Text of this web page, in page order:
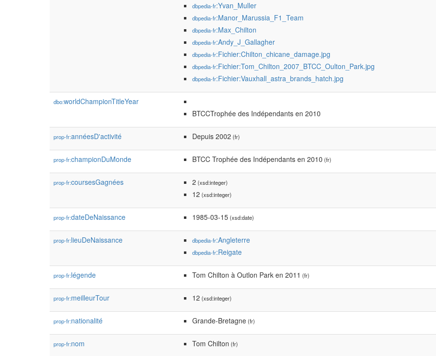
dbpedia-fr:Yvan_Muller
dbpedia-fr:Manor_Marussia_F1_Team
dbpedia-fr:Max_Chilton
dbpedia-fr:Andy_J_Gallagher
dbpedia-fr:Fichier:Chilton_chicane_damage.jpg
dbpedia-fr:Fichier:Tom_Chilton_2007_BTCC_Oulton_Park.jpg
dbpedia-fr:Fichier:Vauxhall_astra_brands_hatch.jpg
dbo:worldChampionTitleYear
BTCCTrophée des Indépendants en 2010
prop-fr:annéesD'activité Depuis 2002 (fr)
prop-fr:championDuMonde BTCC Trophée des Indépendants en 2010 (fr)
prop-fr:coursesGagnées 2 (xsd:integer)
12 (xsd:integer)
prop-fr:dateDeNaissance 1985-03-15(xsd:date)
prop-fr:lieuDeNaissance dbpedia-fr:Angleterre
dbpedia-fr:Reigate
prop-fr:légende Tom Chilton à Outlon Park en 2011 (fr)
prop-fr:meilleurTour 12 (xsd:integer)
prop-fr:nationalité Grande-Bretagne(fr)
prop-fr:nom Tom Chilton (fr)